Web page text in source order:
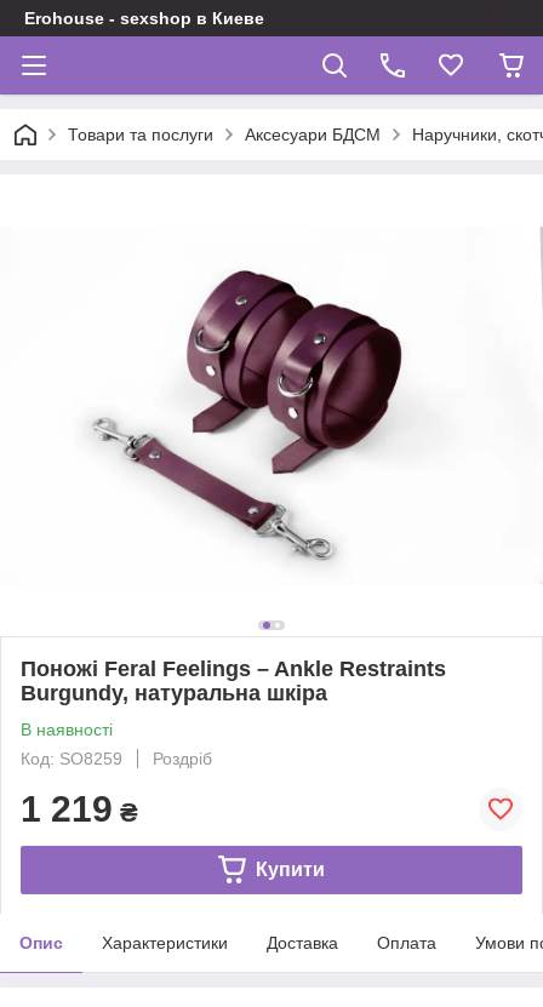
Erohouse - sexshop в Киеве
Товари та послуги Аксесуари БДСМ Наручники,
Поножі Feral Feelings – Ankle Restraints
Burgundy, натуральна шкіра
В наявності
Код: SO8259
Роздріб
1 219 ₴
Купити
Опис Характеристики Доставка Оплата Умови